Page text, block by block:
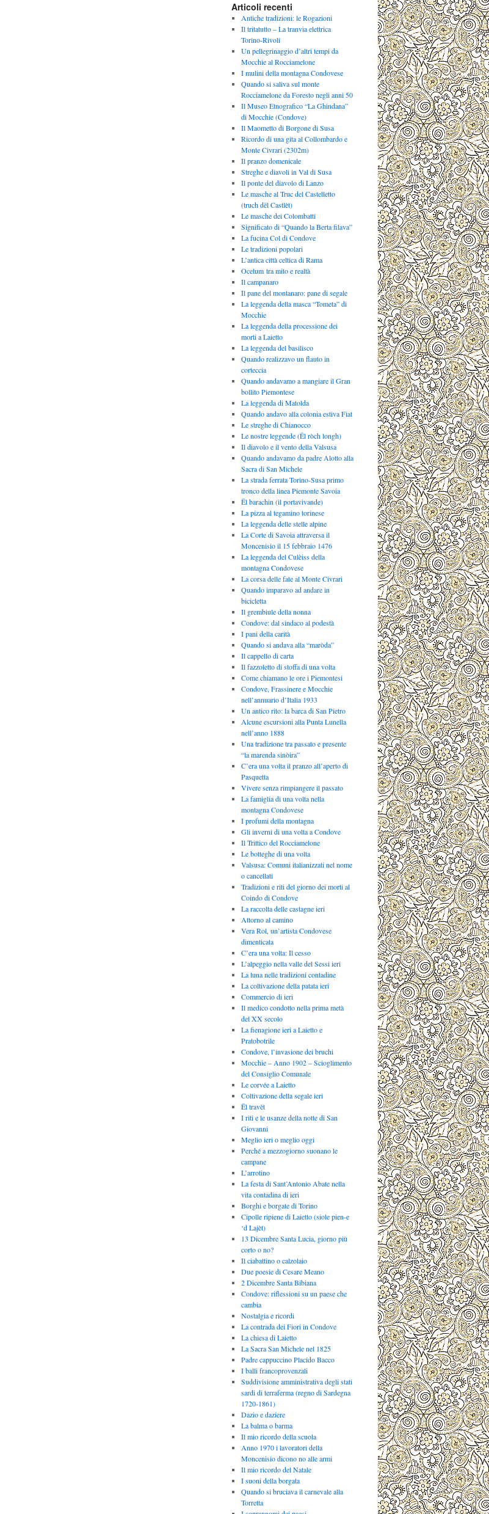
Articoli recenti
Antiche tradizioni: le Rogazioni
Il tritatutto – La tranvia elettrica
Torino-Rivoli
Un pellegrinaggio d’altri tempi da
Mocchie al Rocciamelone
I mulini della montagna Condovese
Quando si saliva sul monte
Rocciamelone da Foresto negli anni 50
Il Museo Etnografico “La Ghindana”
di Mocchie (Condove)
Il Maometto di Borgone di Susa
Ricordo di una gita al Collombardo e
Monte Civrari (2302m)
Il pranzo domenicale
Streghe e diavoli in Val di Susa
Il ponte del diavolo di Lanzo
Le masche al Truc del Castelletto
(truch dël Castlèt)
Le masche dei Colombatti
Significato di “Quando la Berta filava”
La fucina Col di Condove
Le tradizioni popolari
L’antica città celtica di Rama
Ocelum tra mito e realtà
Il campanaro
Il pane del montanaro: pane di segale
La leggenda della masca “Tometa” di
Mocchie
La leggenda della processione dei
morti a Laietto
La leggenda del basilisco
Quando realizzavo un flauto in
corteccia
Quando andavamo a mangiare il Gran
bollito Piemontese
La leggenda di Matolda
Quando andavo alla colonia estiva Fiat
Le streghe di Chianocco
Le nostre leggende (Ël ròch longh)
Il diavolo e il vento della Valsusa
Quando andavamo da padre Alotto alla
Sacra di San Michele
La strada ferrata Torino-Susa primo
tronco della linea Piemonte Savoia
Ël barachin (il portavivande)
La pizza al tegamino torinese
La leggenda delle stelle alpine
La Corte di Savoia attraversa il
Moncenisio il 15 febbraio 1476
La leggenda del Culèiss della
montagna Condovese
La corsa delle fate al Monte Civrari
Quando imparavo ad andare in
bicicletta
Il grembiule della nonna
Condove: dal sindaco al podestà
I pani della carità
Quando si andava alla “maròda”
Il cappello di carta
Il fazzoletto di stoffa di una volta
Come chiamano le ore i Piemontesi
Condove, Frassinere e Mocchie
nell’annuario d’Italia 1933
Un antico rito: la barca di San Pietro
Alcune escursioni alla Punta Lunella
nell’anno 1888
Una tradizione tra passato e presente
“la marenda sinòira”
C’era una volta il pranzo all’aperto di
Pasquetta
Vivere senza rimpiangere il passato
La famiglia di una volta nella
montagna Condovese
I profumi della montagna
Gli inverni di una volta a Condove
Il Trittico del Rocciamelone
Le botteghe di una volta
Valsusa: Comuni italianizzati nel nome
o cancellati
Tradizioni e riti del giorno dei morti al
Coindo di Condove
La raccolta delle castagne ieri
Attorno al camino
Vera Rol, un’artista Condovese
dimenticata
C’era una volta: Il cesso
L’alpeggio nella valle del Sessi ieri
La luna nelle tradizioni contadine
La coltivazione della patata ieri
Commercio di ieri
Il medico condotto nella prima metà
del XX secolo
La fienagione ieri a Laietto e
Pratobotrile
Condove, l’invasione dei bruchi
Mocchie – Anno 1902 – Scioglimento
del Consiglio Comunale
Le corvée a Laietto
Coltivazione della segale ieri
Ël travèt
I riti e le usanze della notte di San
Giovanni
Meglio ieri o meglio oggi
Perché a mezzogiorno suonano le
campane
L’arrotino
La festa di Sant’Antonio Abate nella
vita contadina di ieri
Borghi e borgate di Torino
Cipolle ripiene di Laietto (siole pien-e
‘d Lajèt)
13 Dicembre Santa Lucia, giorno più
corto o no?
Il ciabattino o calzolaio
Due poesie di Cesare Meano
2 Dicembre Santa Bibiana
Condove: riflessioni su un paese che
cambia
Nostalgia e ricordi
La contrada dei Fiori in Condove
La chiesa di Laietto
La Sacra San Michele nel 1825
Padre cappuccino Placido Bacco
I balli francoprovenzali
Suddivisione amministrativa degli stati
sardi di terraferma (regno di Sardegna
1720-1861)
Dazio e daziere
La balma o barma
Il mio ricordo della scuola
Anno 1970 i lavoratori della
Moncenisio dicono no alle armi
Il mio ricordo del Natale
I suoni della borgata
Quando si bruciava il carnevale alla
Torretta